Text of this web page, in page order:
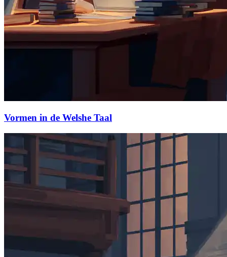
Vormen in de Welshe Taal